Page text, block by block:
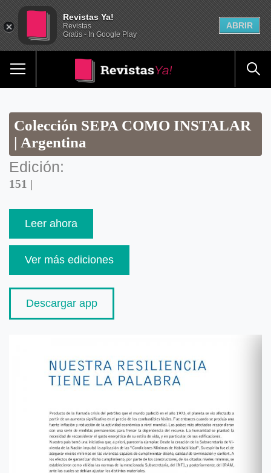
Colección SEPA COMO INSTALAR
| Argentina
Edición:
151 |
Leer ahora
Ver más ediciones
Descargar app
Revistas Ya!
Revistas
Gratis - In Google Play
ABRIR